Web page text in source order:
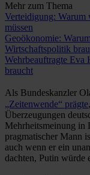
Mehr zum Thema
Verteidigung: Warum
müssen
Geoökonomie:
Wirtschaftspolitik
Wehrbeauftragte Eva
braucht
Als Bundeskanzler
„Zeitenwende“ prägte
Überzeugungen
Mehrheitsmeinung in
pragmatischer Mann
auch wenn er ein
dachten, Putin würde